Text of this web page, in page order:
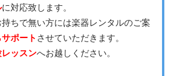
に対応致します。
ちで無い方には楽器レンタルのご案
ポート させていただきます。
ッスンへお越しください。